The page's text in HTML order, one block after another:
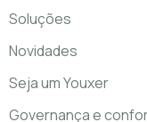
Soluções
Novidades
Seja um Youxer
Governança e